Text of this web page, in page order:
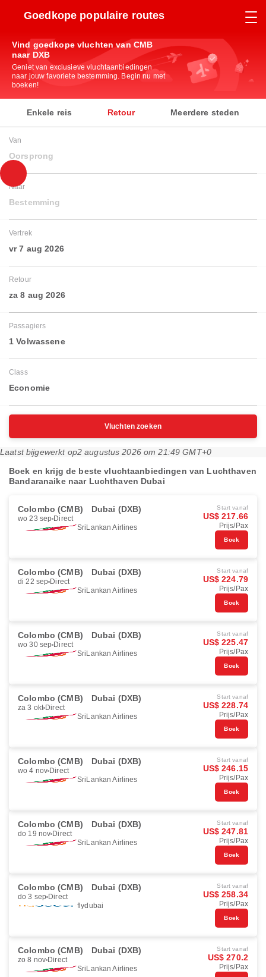
Goedkope populaire routes
Vind goedkope vluchten van CMB
naar DXB
Geniet van exclusieve vluchtaanbiedingen
naar jouw favoriete bestemming. Begin nu met
boeken!
Enkele reis Retour Meerdere steden
Van
Oorsprong
Naar
Bestemming
Vertrek
vr 7 aug 2026
Retour
za 8 aug 2026
Passagiers
1 Volwassene
Class
Economie
Vluchten zoeken
Laatst bijgewerkt op2 augustus 2026 om 21:49 GMT+0
Boek en krijg de beste vluchtaanbiedingen van Luchthaven
Bandaranaike naar Luchthaven Dubai
Colombo (CMB) Dubai (DXB)
wo 23 sep Direct
SriLankan Airlines
Start vanaf
US$ 217.66
Prijs/Pax
Boek
Colombo (CMB) Dubai (DXB)
di 22 sep Direct
SriLankan Airlines
Start vanaf
US$ 224.79
Prijs/Pax
Boek
Colombo (CMB) Dubai (DXB)
wo 30 sep Direct
SriLankan Airlines
Start vanaf
US$ 225.47
Prijs/Pax
Boek
Colombo (CMB) Dubai (DXB)
za 3 okt Direct
SriLankan Airlines
Start vanaf
US$ 228.74
Prijs/Pax
Boek
Colombo (CMB) Dubai (DXB)
wo 4 nov Direct
SriLankan Airlines
Start vanaf
US$ 246.15
Prijs/Pax
Boek
Colombo (CMB) Dubai (DXB)
do 19 nov Direct
SriLankan Airlines
Start vanaf
US$ 247.81
Prijs/Pax
Boek
Colombo (CMB) Dubai (DXB)
do 3 sep Direct
flydubai
Start vanaf
US$ 258.34
Prijs/Pax
Boek
Colombo (CMB) Dubai (DXB)
zo 8 nov Direct
SriLankan Airlines
Start vanaf
US$ 270.2
Prijs/Pax